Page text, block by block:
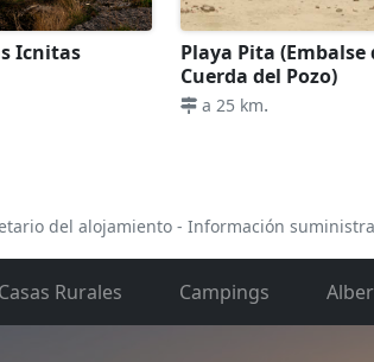
Icnitas
Playa Pita (Embalse
Cuerda del Pozo)
a 25 km.
del alojamiento - Información
Casas Rurales Campings